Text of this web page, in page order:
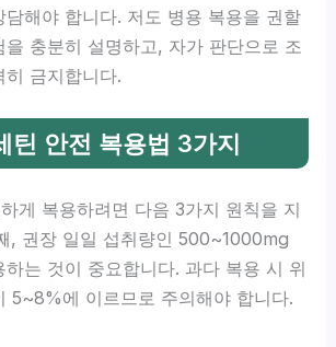
담해야 합니다. 저도 병용 복용을 권할
을 충분히 설명하고, 자가 판단으로 조
금지합니다.
틴 안전 복용법 3가지
게 복용하려면 다음 3가지 원칙을 지
, 권장 일일 섭취량인 500~1000mg
하는 것이 중요합니다. 과다 복용 시 위
5~8%에 이르므로 주의해야 합니다.